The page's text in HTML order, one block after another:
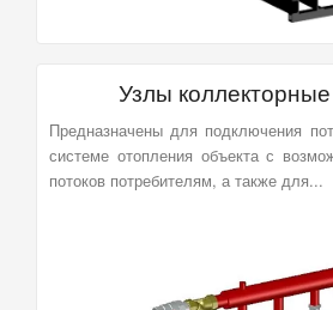
Узлы
Предназначены для подключения
системе отопления объекта с
потоков потребителям, а также для...